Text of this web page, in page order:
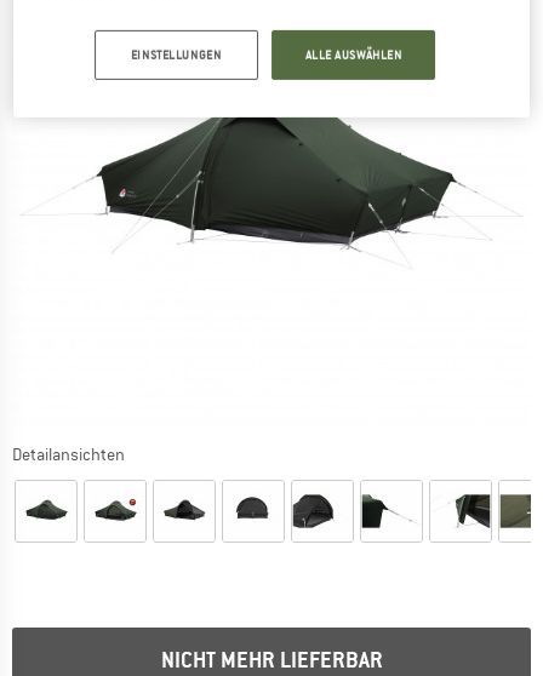
Detailansichten
NICHT MEHR LIEFERBAR
EINSTELLUNGEN ALLE AUSWÄHLEN